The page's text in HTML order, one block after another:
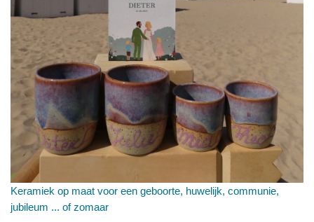
Keramiek op maat voor een geboorte, huwelijk, communie,
jubileum ... of zomaar